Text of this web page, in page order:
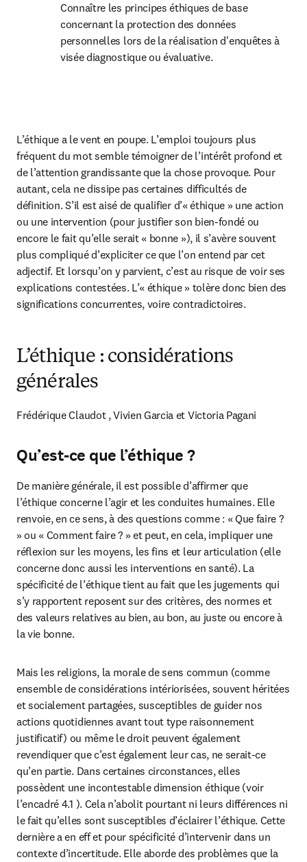
Connaître les principes éthiques de base
concernant la protection des données
personnelles lors de la réalisation d'enquêtes à
visée diagnostique ou évaluative.
L’éthique a le vent en poupe. L’emploi toujours plus
fréquent du mot semble témoigner de l’intérêt profond et
de l’attention grandissante que la chose provoque. Pour
autant, cela ne dissipe pas certaines difficultés de
définition. S’il est aisé de qualifier d’« éthique » une action
ou une intervention (pour justifier son bien-fondé ou
encore le fait qu’elle serait « bonne »), il s’avère souvent
plus compliqué d’expliciter ce que l’on entend par cet
adjectif. Et lorsqu’on y parvient, c’est au risque de voir ses
explications contestées. L’« éthique » tolère donc bien des
significations concurrentes, voire contradictoires.
L’éthique : considérations
générales
Frédérique Claudot , Vivien Garcia et Victoria Pagani
Qu’est-ce que l’éthique ?
De manière générale, il est possible d’affirmer que
l’éthique concerne l’agir et les conduites humaines. Elle
renvoie, en ce sens, à des questions comme : « Que faire ?
» ou « Comment faire ? » et peut, en cela, impliquer une
réflexion sur les moyens, les fins et leur articulation (elle
concerne donc aussi les interventions en santé). La
spécificité de l’éthique tient au fait que les jugements qui
s’y rapportent reposent sur des critères, des normes et
des valeurs relatives au bien, au bon, au juste ou encore à
la vie bonne.
Mais les religions, la morale de sens commun (comme
ensemble de considérations intériorisées, souvent héritées
et socialement partagées, susceptibles de guider nos
actions quotidiennes avant tout type raisonnement
justificatif) ou même le droit peuvent également
revendiquer que c’est également leur cas, ne serait-ce
qu’en partie. Dans certaines circonstances, elles
possèdent une incontestable dimension éthique (voir
l’encadré 4.1 ). Cela n’abolit pourtant ni leurs différences ni
le fait qu’elles sont susceptibles d’éclairer l’éthique. Cette
dernière a en eff et pour spécificité d’intervenir dans un
contexte d’incertitude. Elle aborde des problèmes que la